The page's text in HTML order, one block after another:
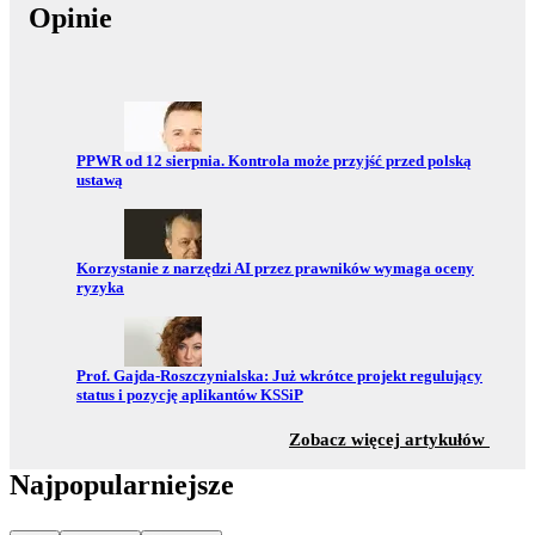
Opinie
Przejdź do:
PPWR od 12 sierpnia. Kontrola może przyjść przed polską
ustawą
Przejdź do:
Korzystanie z narzędzi AI przez prawników wymaga oceny
ryzyka
Przejdź do:
Prof. Gajda-Roszczynialska: Już wkrótce projekt regulujący
status i pozycję aplikantów KSSiP
Zobacz więcej artykułów
Najpopularniejsze